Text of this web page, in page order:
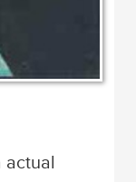
actual